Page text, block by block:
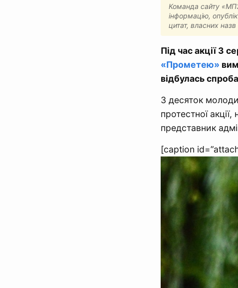
Команда сайту
інформацію,
цитат, власних
Під час акції 3
«Прометею»
відбулась
З десяток
протестної
представник
[caption